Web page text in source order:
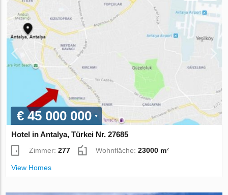
€ 45 000 000
Hotel in Antalya, Türkei Nr. 27685
Zimmer:277 Wohnfläche:23000 m²
View Homes